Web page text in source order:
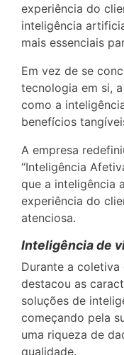
experiência do
inteligência
mais essenciais
Em vez de se
tecnologia em si,
como a
benefícios
A empresa
“Inteligência
que a inteligência
experiência do
atenciosa.
Inteligência de
Durante a coletiva
destacou as
soluções de
começando pela
uma riqueza de
qualidade.